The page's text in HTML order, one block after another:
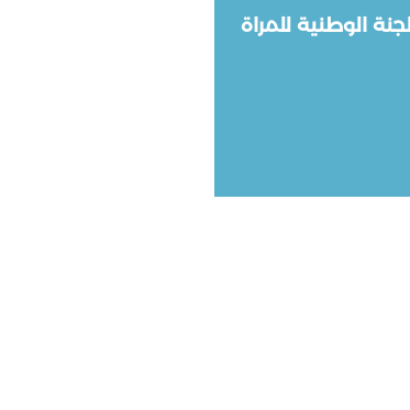
الوطنية للمراة